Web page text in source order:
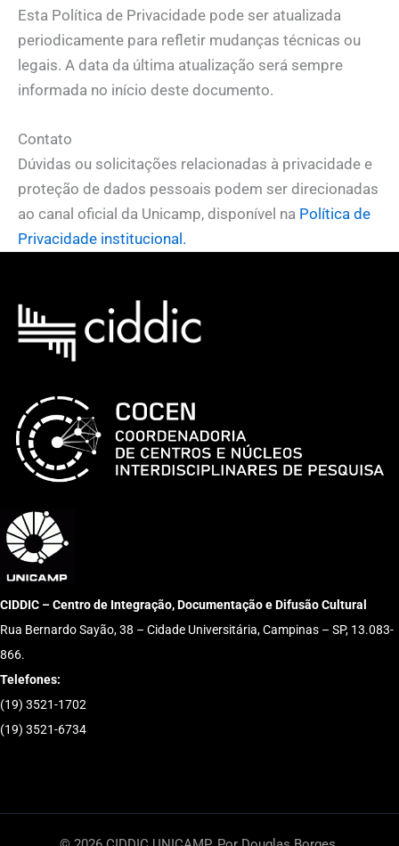
Esta Política de Privacidade pode ser atualizada
periodicamente para refletir mudanças técnicas ou
legais. A data da última atualização será sempre
informada no início deste documento.
Contato
Dúvidas ou solicitações relacionadas à privacidade e
proteção de dados pessoais podem ser direcionadas
ao canal oficial da Unicamp, disponível na Política de
Privacidade institucional.
CIDDIC – Centro de Integração, Documentação e Difusão Cultural
Rua Bernardo Sayão, 38 – Cidade Universitária, Campinas – SP, 13.083-
866.
Telefones:
(19) 3521-1702
(19) 3521-6734